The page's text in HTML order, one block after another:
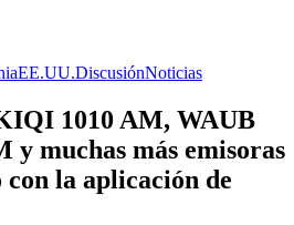
EE.UU.DiscusiónNoticias
1010 AM, WAUB
y muchas más emisoras
con la aplicación de